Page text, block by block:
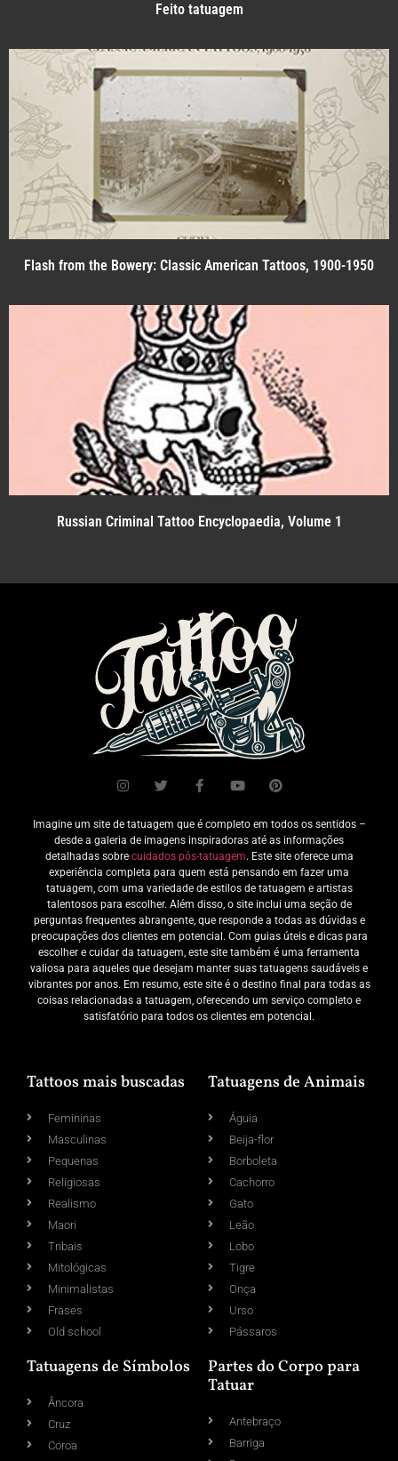
Feito tatuagem
Flash from the Bowery: Classic American Tattoos, 1900-1950
Russian Criminal Tattoo Encyclopaedia, Volume 1
Imagine um site de tatuagem que é completo em todos os sentidos –
desde a galeria de imagens inspiradoras até as informações
detalhadas sobre cuidados pós-tatuagem. Este site oferece uma
experiência completa para quem está pensando em fazer uma
tatuagem, com uma variedade de estilos de tatuagem e artistas
talentosos para escolher. Além disso, o site inclui uma seção de
perguntas frequentes abrangente, que responde a todas as dúvidas e
preocupações dos clientes em potencial. Com guias úteis e dicas para
escolher e cuidar da tatuagem, este site também é uma ferramenta
valiosa para aqueles que desejam manter suas tatuagens saudáveis e
vibrantes por anos. Em resumo, este site é o destino final para todas as
coisas relacionadas a tatuagem, oferecendo um serviço completo e
satisfatório para todos os clientes em potencial.
Tattoos mais buscadas
Femininas
Masculinas
Pequenas
Religiosas
Realismo
Maori
Tribais
Mitológicas
Minimalistas
Frases
Old school
Tatuagens de Animais
Águia
Beija-flor
Borboleta
Cachorro
Gato
Leão
Lobo
Tigre
Onça
Urso
Pássaros
Tatuagens de Símbolos
Âncora
Cruz
Coroa
Partes do Corpo para
Tatuar
Antebraço
Barriga